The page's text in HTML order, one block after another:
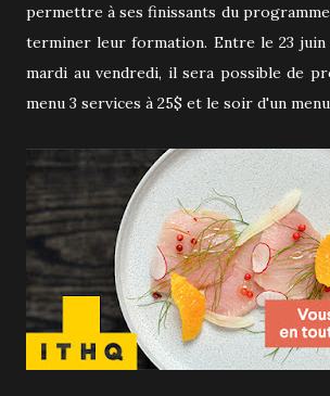
permettre à ses finissants du programme
terminer leur formation. Entre le 23
mardi au vendredi, il sera possible de
menu 3 services à 25$ et le soir d'un